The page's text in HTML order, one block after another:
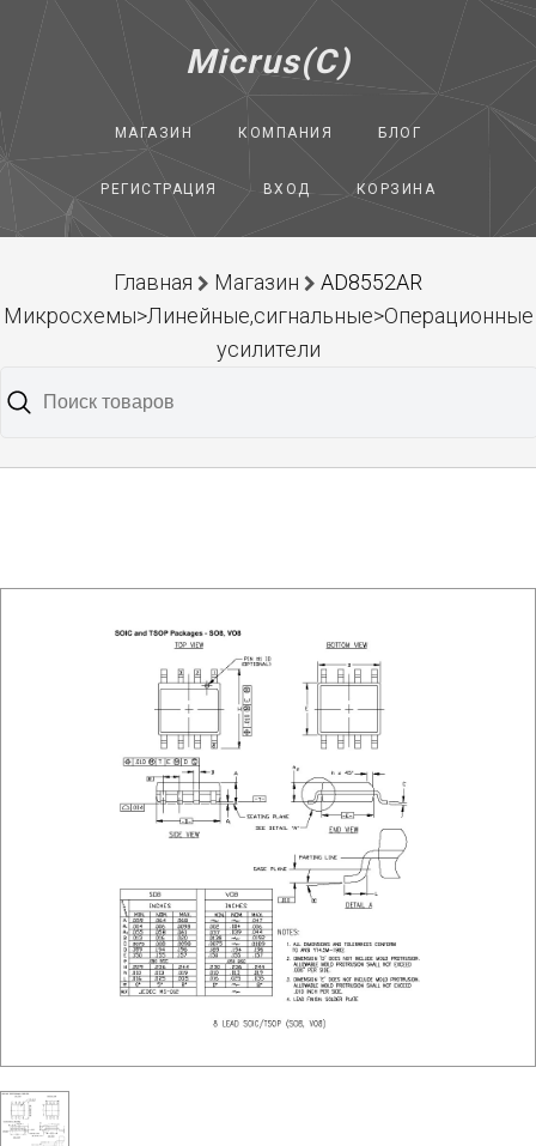
Micrus(C)
МАГАЗИН КОМПАНИЯ БЛОГ
РЕГИСТРАЦИЯ ВХОД КОРЗИНА
Главная Магазин
AD8552AR
Микросхемы>Линейные,сигнальные>Операционные
усилители